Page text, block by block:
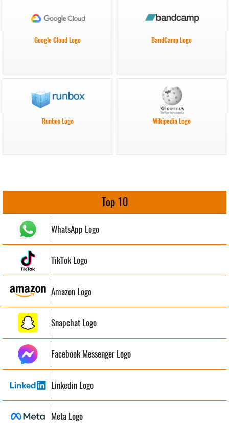
Google Cloud Logo BandCamp Logo
Runbox Logo Wikipedia Logo
Top 10
WhatsApp Logo
TikTok Logo
Amazon Logo
Snapchat Logo
Facebook Messenger Logo
Linkedin Logo
Meta Logo